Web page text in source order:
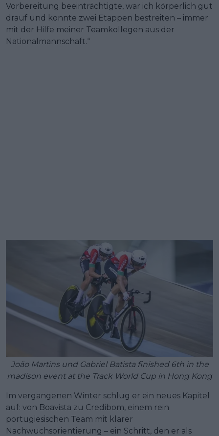
Vorbereitung beeinträchtigte, war ich körperlich gut
drauf und konnte zwei Etappen bestreiten – immer
mit der Hilfe meiner Teamkollegen aus der
Nationalmannschaft.“
João Martins und Gabriel Batista finished 6th in the
madison event at the Track World Cup in Hong Kong
Im vergangenen Winter schlug er ein neues Kapitel
auf: von Boavista zu Credibom, einem rein
portugiesischen Team mit klarer
Nachwuchsorientierung – ein Schritt, den er als